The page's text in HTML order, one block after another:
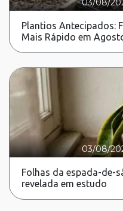
03/08/
Plantios Antecipados:
Mais Rápido em
03/08/
Folhas da espada-de-
revelada em estudo